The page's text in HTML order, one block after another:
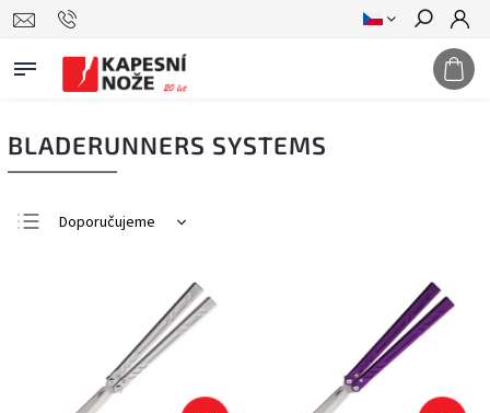
Hledat
BLADERUNNERS SYSTEMS
Doporučujeme
Nejprodávanější
Abecedně